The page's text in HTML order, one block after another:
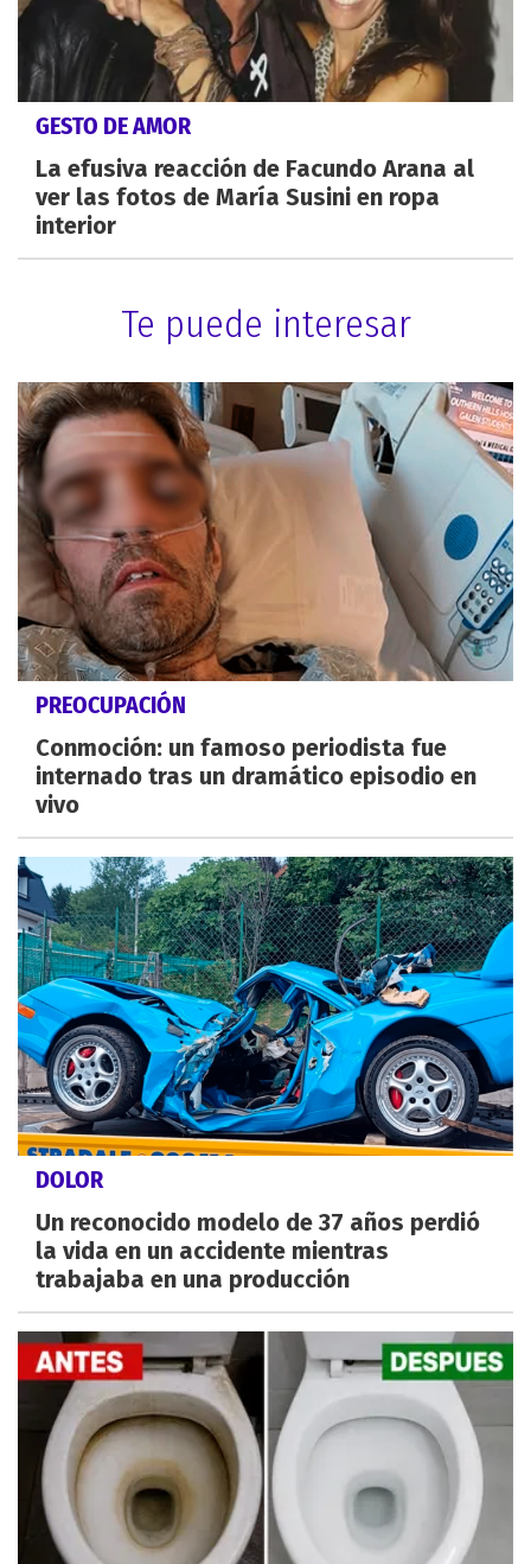
GESTO DE AMOR
La efusiva reacción de Facundo Arana al
ver las fotos de María Susini en ropa
interior
Te puede interesar
PREOCUPACIÓN
Conmoción: un famoso periodista fue
internado tras un dramático episodio en
vivo
DOLOR
Un reconocido modelo de 37 años perdió
la vida en un accidente mientras
trabajaba en una producción